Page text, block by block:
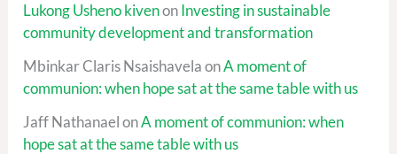
Lukong Usheno kivenonInvesting in sustainable
community development and transformation
Mbinkar Claris NsaishavelaonA moment of
communion: when hope sat at the same table with us
Jaff NathanaelonA moment of communion: when
hope sat at the same table with us